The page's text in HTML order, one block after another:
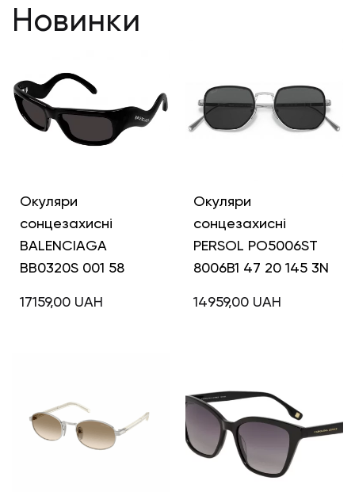
Новинки
Окуляри
сонцезахисні
BALENCIAGA
BB0320S 001 58
17159,00 UAH
Окуляри
сонцезахисні
PERSOL PO5006ST
8006B1 47 20 145 3N
14959,00 UAH